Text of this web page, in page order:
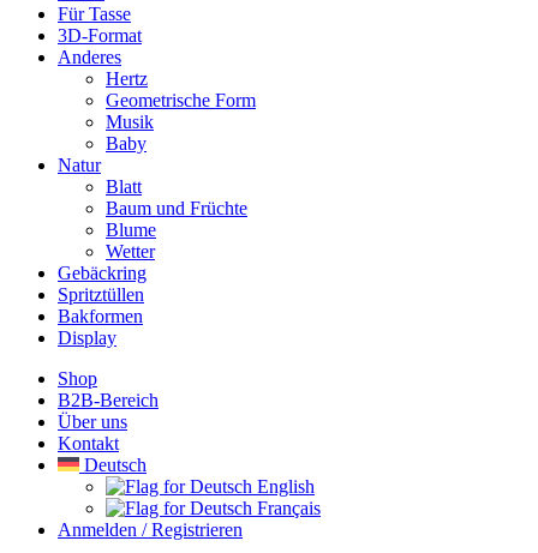
Für Tasse
3D-Format
Anderes
Hertz
Geometrische Form
Musik
Baby
Natur
Blatt
Baum und Früchte
Blume
Wetter
Gebäckring
Spritztüllen
Bakformen
Display
Shop
B2B-Bereich
Über uns
Kontakt
Deutsch
English
Français
Anmelden / Registrieren